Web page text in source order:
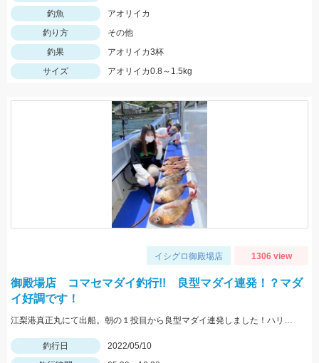
釣魚
アオリイカ
釣り方
その他
釣果
アオリイカ3杯
サイズ
アオリイカ0.8～1.5kg
イシグロ御殿場店 1306 view
御殿場店 コマセマダイ釣行!! 良型マダイ連発！？マダ
イ好調です！
江梨港真正丸にて出船。朝の１投目から良型マダイ連発しました！ハリスは4号10ｍを使用。針はチヌ針３号でひかり玉レッド2号を使いました！
釣行日
2022/05/10